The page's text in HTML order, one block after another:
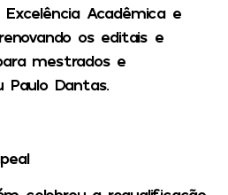
Acadêmica e
os editais e
mestrados e
Paulo Dantas.